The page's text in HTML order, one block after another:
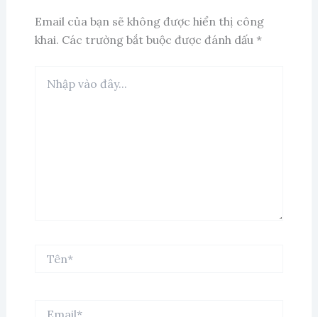
Email của bạn sẽ không được hiển thị công
khai. Các trường bắt buộc được đánh dấu *
vào